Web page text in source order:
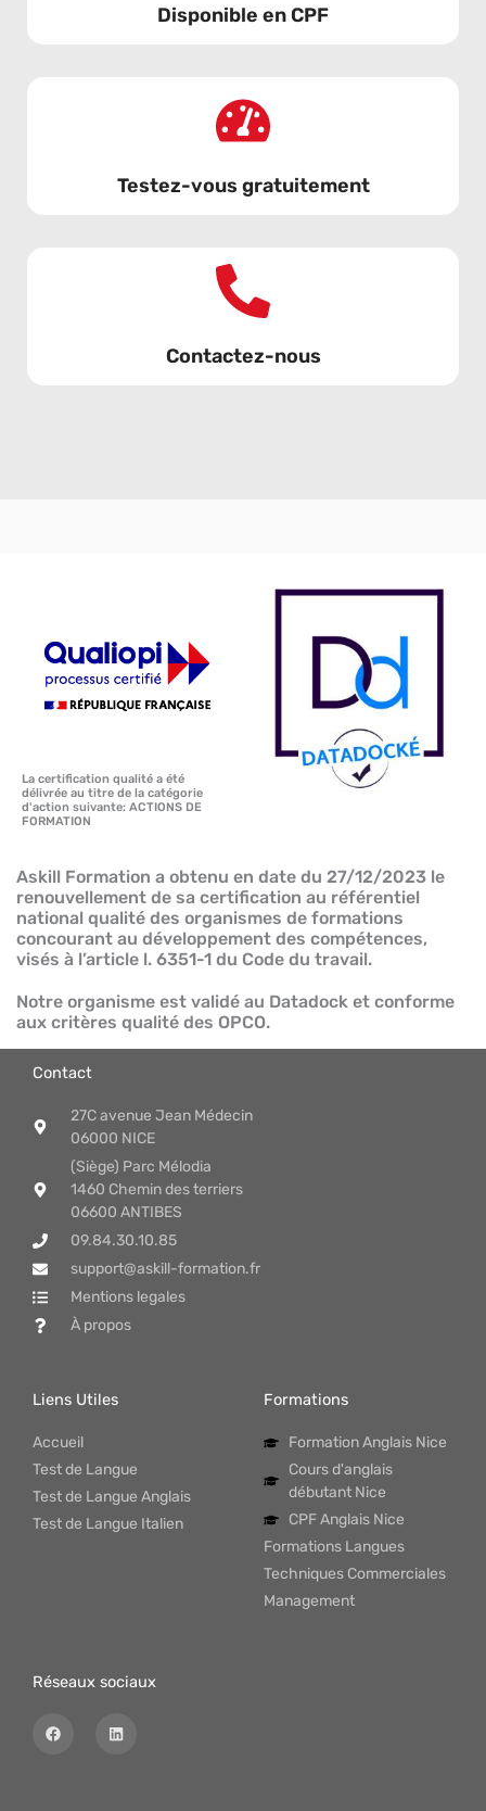
Disponible en CPF
Testez-vous gratuitement
Contactez-nous
La certification qualité a été
délivrée au titre de la catégorie
d'action suivante: ACTIONS DE
FORMATION
Askill Formation a obtenu en date du 27/12/2023 le
renouvellement de sa certification au référentiel
national qualité des organismes de formations
concourant au développement des compétences,
visés à l’article l. 6351-1 du Code du travail.
Notre organisme est validé au Datadock et conforme
aux critères qualité des OPCO.
Contact
27C avenue Jean Médecin
06000 NICE
(Siège) Parc Mélodia
1460 Chemin des terriers
06600 ANTIBES
09.84.30.10.85
support@askill-formation.fr
Mentions legales
À propos
Liens Utiles
Accueil
Test de Langue
Test de Langue Anglais
Test de Langue Italien
Formations
Formation Anglais Nice
Cours d'anglais
débutant Nice
CPF Anglais Nice
Formations Langues
Techniques Commerciales
Management
Réseaux sociaux
a
i